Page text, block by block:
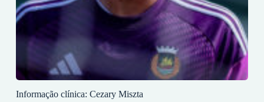
Informação clínica: Cezary Miszta